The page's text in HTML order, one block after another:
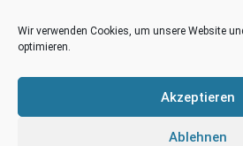
Wir verwenden Cookies, um unsere Website
optimieren.
Akzeptieren
Ablehnen